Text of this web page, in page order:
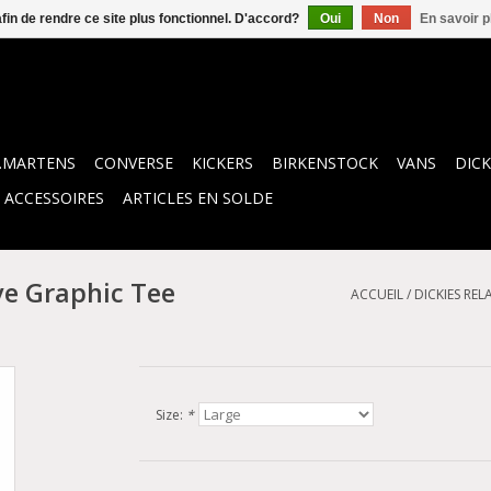
CONVERSE KICKERS BIRKENSTOCK VANS
ACCESSOIRES
ARTICLES EN SOLDE
Graphic Tee ACCUEIL/ DICKIES
Size: *
de rendre ce site plus fonctionnel. D'accord? Oui Non En savoir